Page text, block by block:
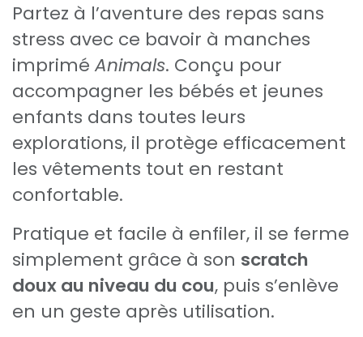
Partez à l’aventure des repas sans
stress avec ce bavoir à manches
imprimé Animals. Conçu pour
accompagner les bébés et jeunes
enfants dans toutes leurs
explorations, il protège efficacement
les vêtements tout en restant
confortable.
Pratique et facile à enfiler, il se ferme
simplement grâce à son scratch
doux au niveau du cou, puis s’enlève
en un geste après utilisation.